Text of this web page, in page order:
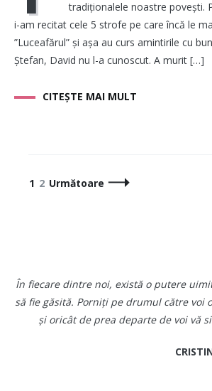
tradiționalele noastre povești.
i-am recitat cele 5 strofe pe care încă le
”Luceafărul” și așa au curs amintirile cu
Ștefan, David nu l-a cunoscut. A murit […]
CITEȘTE MAI MULT
Navigare
Pagină
1 Pagină
2 Următoare
În fiecare dintre noi, există o putere
să fie găsită. Porniți pe drumul către voi
și oricât de prea departe de voi vă